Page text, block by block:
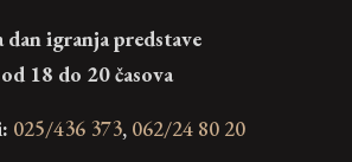
dan igranja predstave
od 18 do 20 časova
025/436 373, 062/24 80 20